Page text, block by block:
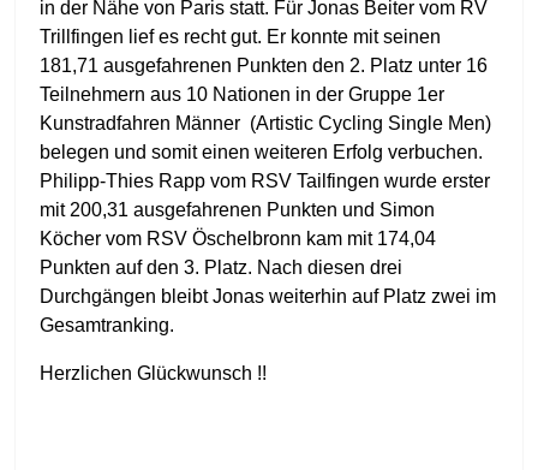
in der Nähe von Paris statt. Für Jonas Beiter vom RV
Trillfingen lief es recht gut. Er konnte mit seinen
181,71 ausgefahrenen Punkten den 2. Platz unter 16
Teilnehmern aus 10 Nationen in der Gruppe 1er
Kunstradfahren Männer (Artistic Cycling Single Men)
belegen und somit einen weiteren Erfolg verbuchen.
Philipp-Thies Rapp vom RSV Tailfingen wurde erster
mit 200,31 ausgefahrenen Punkten und Simon
Köcher vom RSV Öschelbronn kam mit 174,04
Punkten auf den 3. Platz. Nach diesen drei
Durchgängen bleibt Jonas weiterhin auf Platz zwei im
Gesamtranking.
Herzlichen Glückwunsch !!